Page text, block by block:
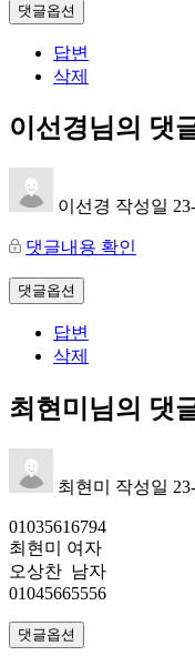
댓글옵션
답변
삭제
이선경님의 댓
이선경 작성일
댓글내용 확인
댓글옵션
답변
삭제
최현미님의 댓
최현미 작성일
01035616794
최현미 여자
오상찬 남자
01045665556
댓글옵션